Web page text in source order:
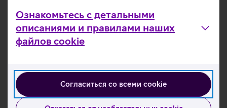
Ознакомьтесь с детальными
описаниями и правилами наших
файлов cookie
Согласиться со всеми cookie
Прейскурант и условия